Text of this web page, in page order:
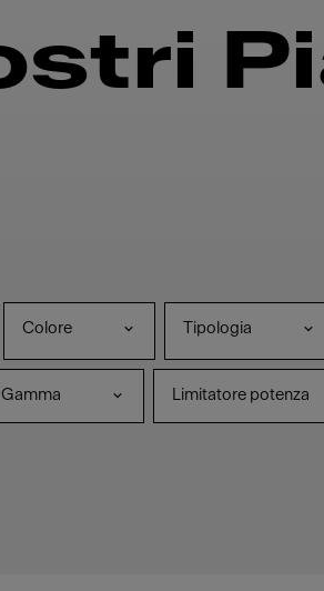
Colore Tipologia
Gamma Limitatore potenza